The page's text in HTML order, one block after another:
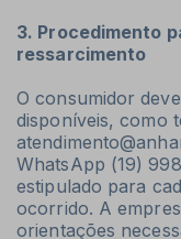
3. Procedimento
ressarcimento
O consumidor
disponíveis, como
WhatsApp (19)
estipulado para
ocorrido. A
orientações